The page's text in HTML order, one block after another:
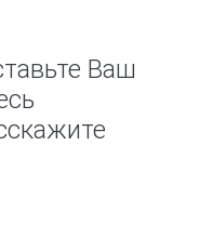
Ваш